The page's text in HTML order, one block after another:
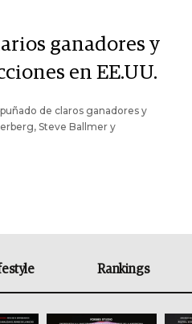
ganadores y
en EE.UU.
de claros ganadores y
Steve Ballmer y
Rankings